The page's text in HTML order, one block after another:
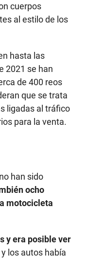
cuerpos
al estilo de los
hasta las
2021 se han
de 400 reos
que se trata
ligadas al tráfico
para la venta.
han sido
ocho
motocicleta
y era posible ver
los autos había